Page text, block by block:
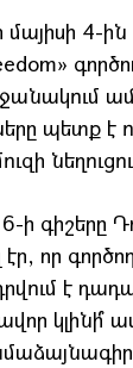
մայիսի 4-
պետք է
6-ի գիշերը
էր, որ
է
կլինի՞